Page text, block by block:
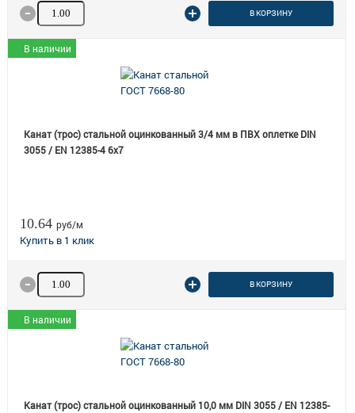
Количество товара В КОРЗИНУ
В наличии
Канат (трос) стальной оцинкованный 3/4 мм в ПВХ оплетке DIN
3055 / EN 12385-4 6x7
10.64 руб/м
Количество товара В КОРЗИНУ
В наличии
Канат (трос) стальной оцинкованный 10,0 мм DIN 3055 / EN 12385-